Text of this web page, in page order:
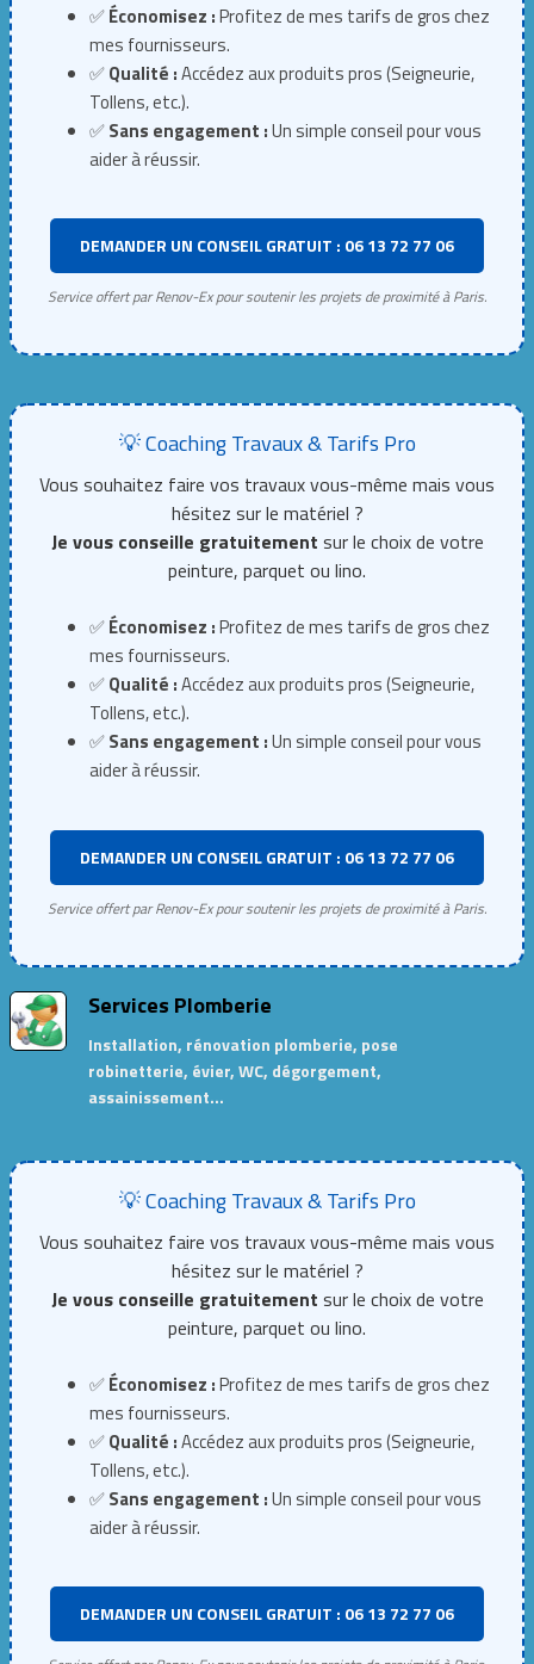
✅Économisez :Profitez de mes tarifs de gros chez
mes fournisseurs.
✅Qualité :Accédez aux produits pros (Seigneurie,
Tollens, etc.).
✅Sans engagement :Un simple conseil pour vous
aider à réussir.
DEMANDER UN CONSEIL GRATUIT : 06 13 72 77 06
Service offert par Renov-Ex pour soutenir les projets de proximité à Paris.
💡 Coaching Travaux & Tarifs Pro
Vous souhaitez faire vos travaux vous-même mais vous
hésitez sur le matériel ?
Je vous conseille gratuitement sur le choix de votre
peinture, parquet ou lino.
✅Économisez :Profitez de mes tarifs de gros chez
mes fournisseurs.
✅Qualité :Accédez aux produits pros (Seigneurie,
Tollens, etc.).
✅Sans engagement :Un simple conseil pour vous
aider à réussir.
DEMANDER UN CONSEIL GRATUIT : 06 13 72 77 06
Service offert par Renov-Ex pour soutenir les projets de proximité à Paris.
Services Plomberie
Installation, rénovation plomberie, pose
robinetterie, évier, WC, dégorgement,
assainissement…
💡 Coaching Travaux & Tarifs Pro
Vous souhaitez faire vos travaux vous-même mais vous
hésitez sur le matériel ?
Je vous conseille gratuitement sur le choix de votre
peinture, parquet ou lino.
✅Économisez :Profitez de mes tarifs de gros chez
mes fournisseurs.
✅Qualité :Accédez aux produits pros (Seigneurie,
Tollens, etc.).
✅Sans engagement :Un simple conseil pour vous
aider à réussir.
DEMANDER UN CONSEIL GRATUIT : 06 13 72 77 06